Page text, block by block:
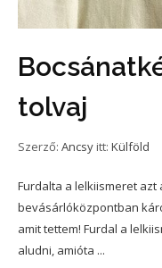
tolvaj
Szerző: Ancsy itt: Külföld
Furdalta a lelkiismeret azt
bevásárlóközpontban
amit tettem! Furdal a
aludni, amióta ...